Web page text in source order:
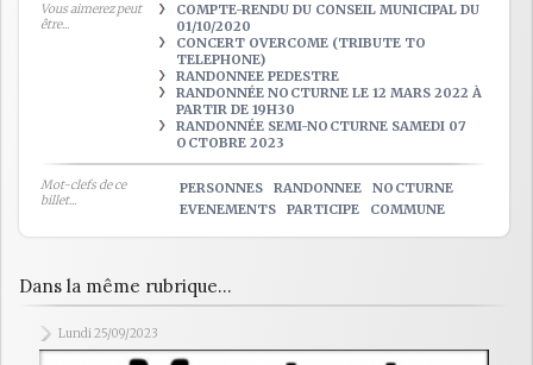
Vous aimerez peut
être...
COMPTE-RENDU DU CONSEIL MUNICIPAL DU
01/10/2020
CONCERT OVERCOME (TRIBUTE TO
TELEPHONE)
RANDONNEE PEDESTRE
RANDONNÉE NOCTURNE LE 12 MARS 2022 À
PARTIR DE 19H30
RANDONNÉE SEMI-NOCTURNE SAMEDI 07
OCTOBRE 2023
Mot-clefs de ce
billet...
PERSONNES RANDONNEE
NOCTURNE
EVENEMENTS
PARTICIPE COMMUNE
Dans la même rubrique...
Lundi 25/09/2023